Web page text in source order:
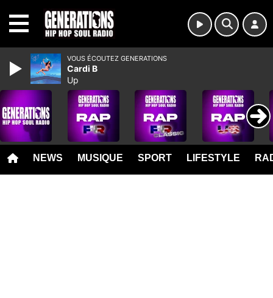
NEWS MUSIQUE SPORT LIFESTYLE
VOUS ÉCOUTEZ GENERATIONS
Cardi B
Up